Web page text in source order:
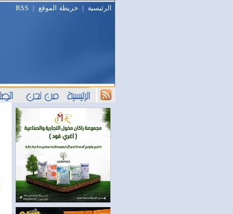
الرئيسية | خريطة الموقع |
RSS